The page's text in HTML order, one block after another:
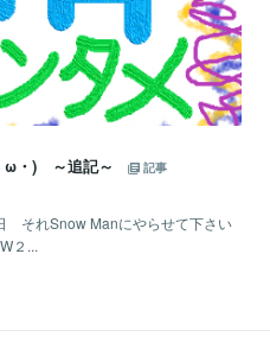
ω・) ～追記～
記事
れSnow Manにやらせて下さい
２...